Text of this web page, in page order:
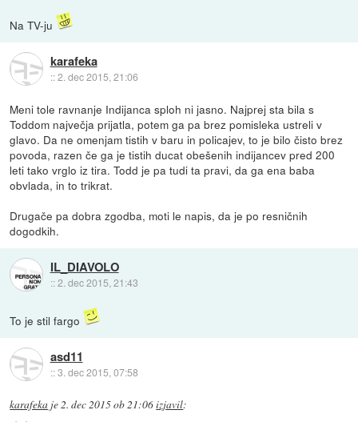
Na TV-ju
karafeka
::2. dec 2015, 21:06
Meni tole ravnanje Indijanca sploh ni jasno. Najprej sta bila s
Toddom največja prijatla, potem ga pa brez pomisleka ustreli v
glavo. Da ne omenjam tistih v baru in policajev, to je bilo čisto brez
povoda, razen če ga je tistih ducat obešenih indijancev pred 200
leti tako vrglo iz tira. Todd je pa tudi ta pravi, da ga ena baba
obvlada, in to trikrat.
Drugače pa dobra zgodba, moti le napis, da je po resničnih
dogodkih.
IL_DIAVOLO
::2. dec 2015, 21:43
To je stil fargo
asd11
::3. dec 2015, 07:58
karafeka je2. dec 2015 ob 21:06izjavil: